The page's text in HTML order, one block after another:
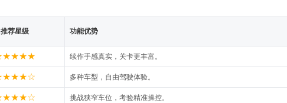
推荐星级 功能优势
续作手感真实，关卡更丰富。
多种车型，自由驾驶体验。
挑战狭窄车位，考验精准操控。